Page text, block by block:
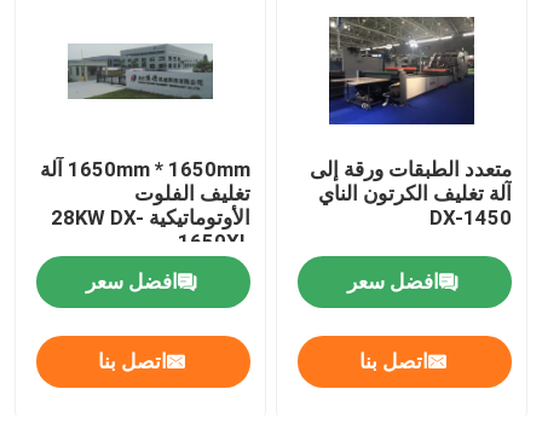
جولة في المصنع
اتصل بنا
أخبار
القضايا
متعدد الطبقات ورقة إلى
آلة تغليف الكرتون الناي
DX-1450
افضل سعر
اتصل بنا
1650mm * 1650mm آلة
تغليف الفلوت
الأوتوماتيكية 28KW DX-
1650XL
افضل سعر
اتصل بنا